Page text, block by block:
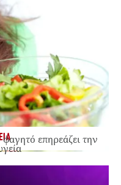
επηρεάζει την